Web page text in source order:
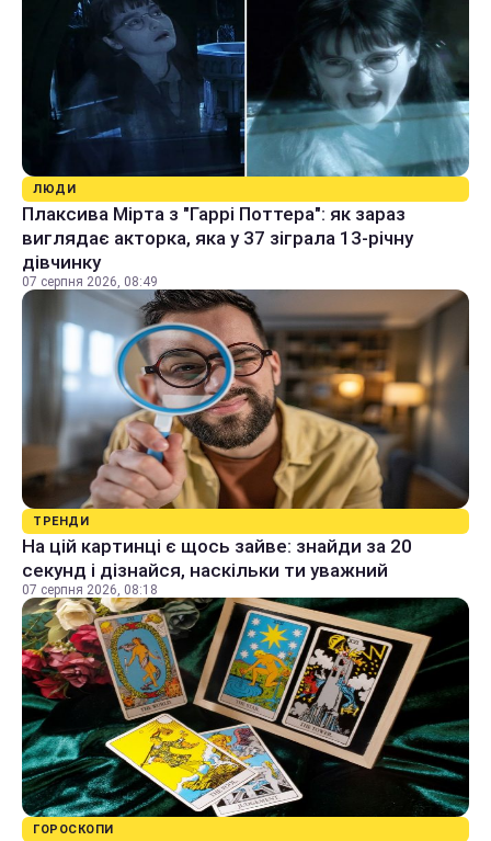
ЛЮДИ
Плаксива Мірта з "Гаррі Поттера": як зараз
виглядає акторка, яка у 37 зіграла 13-річну
дівчинку
07 серпня 2026, 08:49
ТРЕНДИ
На цій картинці є щось зайве: знайди за 20
секунд і дізнайся, наскільки ти уважний
07 серпня 2026, 08:18
ГОРОСКОПИ